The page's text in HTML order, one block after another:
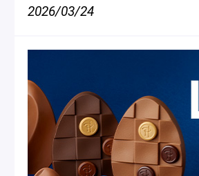
2026/03/24